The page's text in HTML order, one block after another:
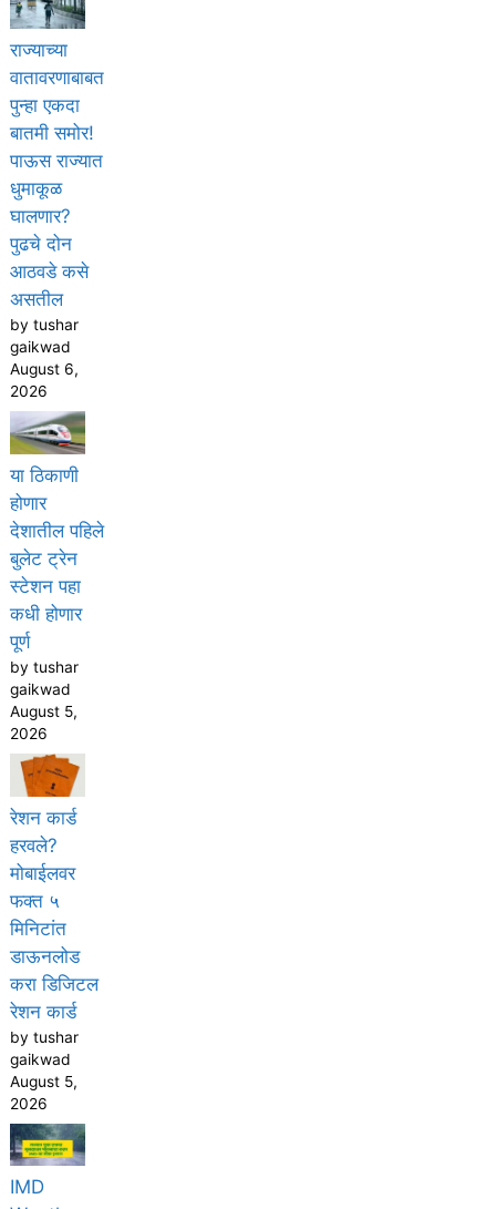
राज्याच्या
वातावरणाबाबत
पुन्हा एकदा
बातमी समोर!
पाऊस राज्यात
धुमाकूळ
घालणार?
पुढचे दोन
आठवडे कसे
असतील
by tushar
gaikwad
August 6,
2026
या ठिकाणी
होणार
देशातील पहिले
बुलेट ट्रेन
स्टेशन पहा
कधी होणार
पूर्ण
by tushar
gaikwad
August 5,
2026
रेशन कार्ड
हरवले?
मोबाईलवर
फक्त ५
मिनिटांत
डाऊनलोड
करा डिजिटल
रेशन कार्ड
by tushar
gaikwad
August 5,
2026
IMD